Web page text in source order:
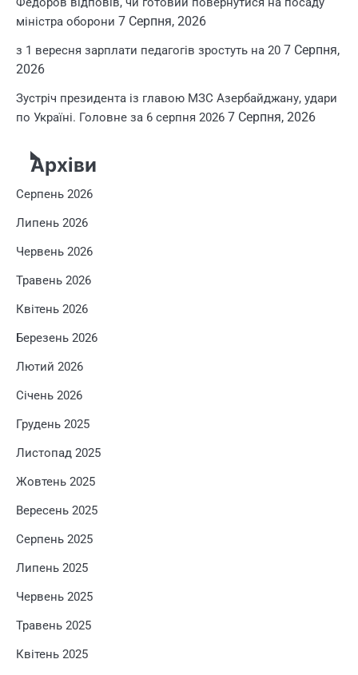
міністра оборони 7 Серпня, 2026
з 1 вересня зарплати педагогів зростуть на 20 7 Серпня,
2026
Зустріч президента із главою МЗС Азербайджану, удари
по Україні. Головне за 6 серпня 2026 7 Серпня, 2026
Архіви
Серпень 2026
Липень 2026
Червень 2026
Травень 2026
Квітень 2026
Березень 2026
Лютий 2026
Січень 2026
Грудень 2025
Листопад 2025
Жовтень 2025
Вересень 2025
Серпень 2025
Липень 2025
Червень 2025
Травень 2025
Квітень 2025